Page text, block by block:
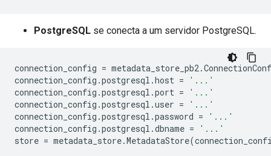
PostgreSQL se conecta a um servidor PostgreSQL.
connection_config = metadata_store_pb2.
connection_config .postgresql .host =
'...'
connection_config .postgresql .port =
'...'
connection_config .postgresql .user =
'...'
connection_config .postgresql .password =
'...'
connection_config .postgresql .dbname =
'...'
store = metadata_store.MetadataStore(